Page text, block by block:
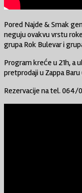
Pored Najde & Smak
neguju ovakvu vrstu
grupa Rok Bulevar i
Program kreće u 21h, a
pretprodaji u Zappa Baru
Rezervacije na tel. 064/